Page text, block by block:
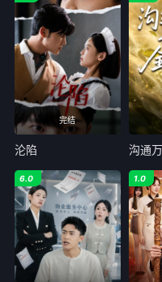
第49集 第50集
完结
沦陷
6.0 1.0